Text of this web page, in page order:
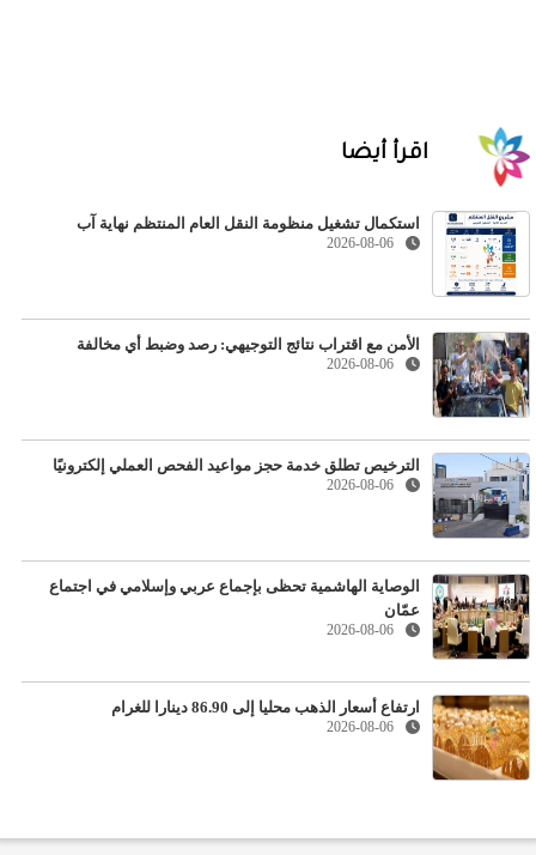
اقرأ أيضا
استكمال تشغيل منظومة النقل العام المنتظم نهاية آب
2026-08-06
الأمن مع اقتراب نتائج التوجيهي: رصد وضبط أي مخالفة
2026-08-06
الترخيص تطلق خدمة حجز مواعيد الفحص العملي إلكترونيًا
2026-08-06
الوصاية الهاشمية تحظى بإجماع عربي وإسلامي في اجتماع
عمّان
2026-08-06
ارتفاع أسعار الذهب محليا إلى 86.90 دينارا للغرام
2026-08-06